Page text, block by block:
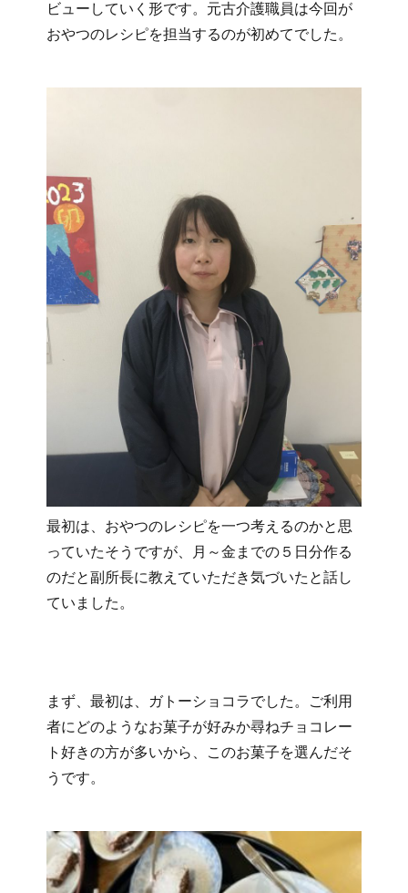
ビューしていく形です。元古介護職員は今回が
おやつのレシピを担当するのが初めてでした。
最初は、おやつのレシピを一つ考えるのかと思
っていたそうですが、月～金までの５日分作る
のだと副所長に教えていただき気づいたと話し
ていました。
まず、最初は、ガトーショコラでした。ご利用
者にどのようなお菓子が好みか尋ねチョコレー
ト好きの方が多いから、このお菓子を選んだそ
うです。